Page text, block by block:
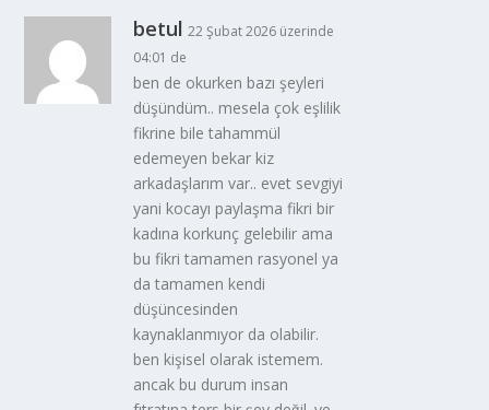
betul 22 Şubat 2026 üzerinde
04:01 de
ben de okurken bazı şeyleri
düşündüm.. mesela çok eşlilik
fikrine bile tahammül
edemeyen bekar kiz
arkadaşlarım var.. evet sevgiyi
yani kocayı paylaşma fikri bir
kadına korkunç gelebilir ama
bu fikri tamamen rasyonel ya
da tamamen kendi
düşüncesinden
kaynaklanmıyor da olabilir.
ben kişisel olarak istemem.
ancak bu durum insan